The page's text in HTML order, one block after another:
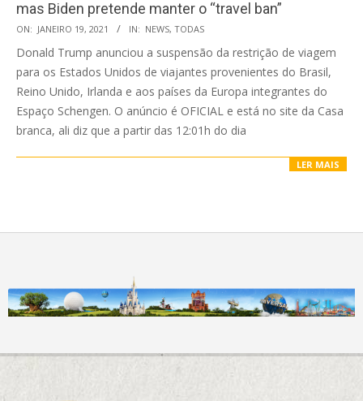
mas Biden pretende manter o “travel ban”
2021-
01-
19
ON: JANEIRO 19, 2021 IN: NEWS, TODAS
Donald Trump anunciou a suspensão da restrição de viagem
para os Estados Unidos de viajantes provenientes do Brasil,
Reino Unido, Irlanda e aos países da Europa integrantes do
Espaço Schengen. O anúncio é OFICIAL e está no site da Casa
branca, ali diz que a partir das 12:01h do dia
LER MAIS